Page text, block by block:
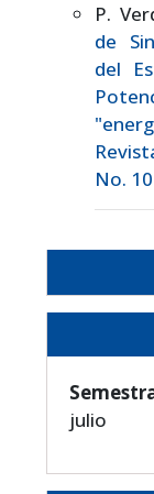
P.
de
del
No. 10
julio